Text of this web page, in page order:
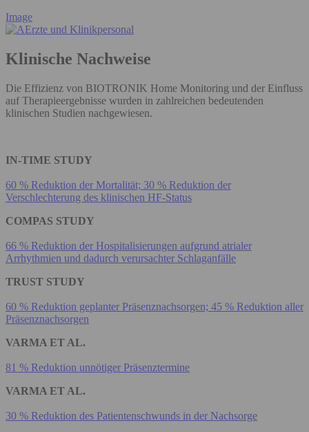
Image
Klinische Nachweise
Die Effizienz von BIOTRONIK Home Monitoring und der Einfluss
auf Therapieergebnisse wurden in zahlreichen bedeutenden
klinischen Studien nachgewiesen.
IN-TIME STUDY
60 % Reduktion der Mortalität; 30 % Reduktion der
Verschlechterung des klinischen HF-Status
COMPAS STUDY
66 % Reduktion der Hospitalisierungen aufgrund atrialer
Arrhythmien und dadurch verursachter Schlaganfälle
TRUST STUDY
60 % Reduktion geplanter Präsenznachsorgen; 45 % Reduktion aller
Präsenznachsorgen
VARMA ET AL.
81 % Reduktion unnötiger Präsenztermine
VARMA ET AL.
30 % Reduktion des Patientenschwunds in der Nachsorge